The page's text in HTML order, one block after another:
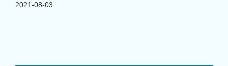
2021-08-03